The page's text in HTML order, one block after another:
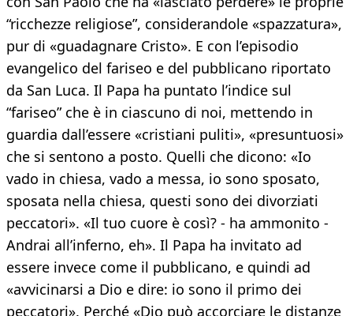
“ricchezze religiose”, considerandole «spazzatura»,
pur di «guadagnare Cristo». E con l’episodio
evangelico del fariseo e del pubblicano riportato
da San Luca. Il Papa ha puntato l’indice sul
“fariseo” che è in ciascuno di noi, mettendo in
guardia dall’essere «cristiani puliti», «presuntuosi»
che si sentono a posto. Quelli che dicono: «Io
vado in chiesa, vado a messa, io sono sposato,
sposata nella chiesa, questi sono dei divorziati
peccatori». «Il tuo cuore è così? - ha ammonito -
Andrai all’inferno, eh». Il Papa ha invitato ad
essere invece come il pubblicano, e quindi ad
«avvicinarsi a Dio e dire: io sono il primo dei
peccatori». Perché «Dio può accorciare le distanze